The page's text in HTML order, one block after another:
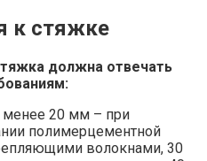
к стяжке
должна отвечать
менее 20 мм – при
полимерцементной
волокнами, 30